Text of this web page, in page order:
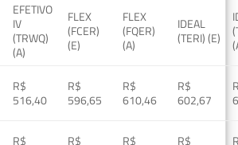
EFETIVO
IV
(TRWQ)
(A)
FLEX
(FCER)
(E)
FLEX
(FQER)
(A)
IDEAL
(TERI) (E)
R$
516,40
R$
596,65
R$
610,46
R$
602,67
R$ R$ R$ R$